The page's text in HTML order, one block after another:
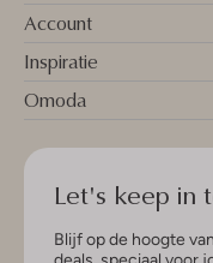
Account
Inspiratie
Omoda
Let's keep in
Blijf op de hoogte